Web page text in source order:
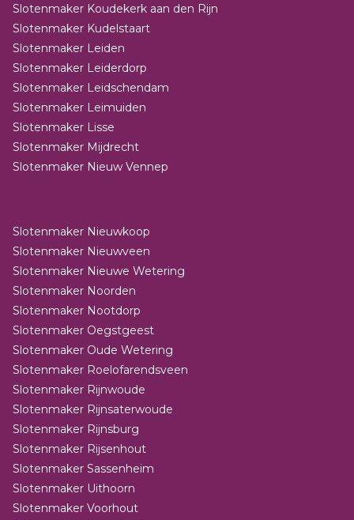
Slotenmaker Koudekerk aan den Rijn
Slotenmaker Kudelstaart
Slotenmaker Leiden
Slotenmaker Leiderdorp
Slotenmaker Leidschendam
Slotenmaker Leimuiden
Slotenmaker Lisse
Slotenmaker Mijdrecht
Slotenmaker Nieuw Vennep
Slotenmaker Nieuwkoop
Slotenmaker Nieuwveen
Slotenmaker Nieuwe Wetering
Slotenmaker Noorden
Slotenmaker Nootdorp
Slotenmaker Oegstgeest
Slotenmaker Oude Wetering
Slotenmaker Roelofarendsveen
Slotenmaker Rijnwoude
Slotenmaker Rijnsaterwoude
Slotenmaker Rijnsburg
Slotenmaker Rijsenhout
Slotenmaker Sassenheim
Slotenmaker Uithoorn
Slotenmaker Voorhout